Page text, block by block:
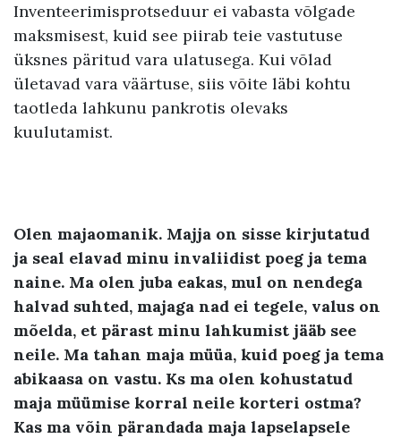
Inventeerimisprotseduur ei vabasta võlgade
maksmisest, kuid see piirab teie vastutuse
üksnes päritud vara ulatusega. Kui võlad
ületavad vara väärtuse, siis võite läbi kohtu
taotleda lahkunu pankrotis olevaks
kuulutamist.
Olen majaomanik. Majja on sisse kirjutatud
ja seal elavad minu invaliidist poeg ja tema
naine. Ma olen juba eakas, mul on nendega
halvad suhted, majaga nad ei tegele, valus on
mõelda, et pärast minu lahkumist jääb see
neile. Ma tahan maja müüa, kuid poeg ja tema
abikaasa on vastu. Ks ma olen kohustatud
maja müümise korral neile korteri ostma?
Kas ma võin pärandada maja lapselapsele